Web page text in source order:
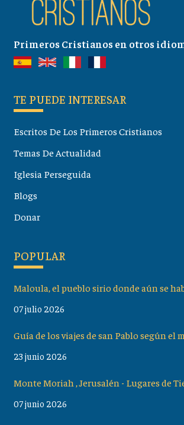
Primeros Cristianos en otros
TE PUEDE INTERESAR
Escritos De Los Primeros Cristianos
Temas De Actualidad
Iglesia Perseguida
Blogs
Donar
POPULAR
Maloula, el pueblo sirio donde aún se
07 julio 2026
Guía de los viajes de san Pablo según el
23 junio 2026
Monte Moriah , Jerusalén - Lugares de
07 junio 2026